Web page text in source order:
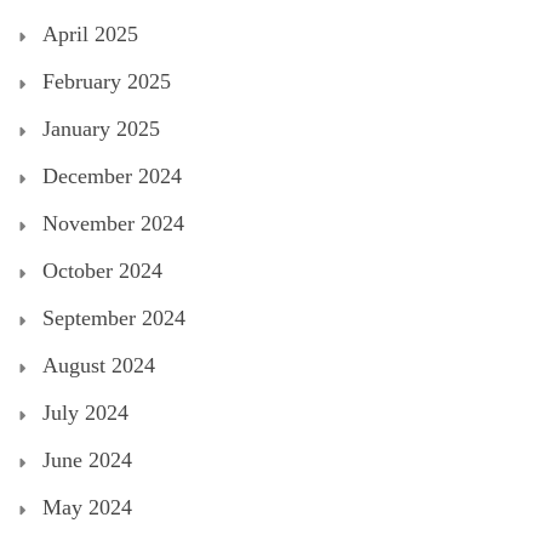
April 2025
February 2025
January 2025
December 2024
November 2024
October 2024
September 2024
August 2024
July 2024
June 2024
May 2024